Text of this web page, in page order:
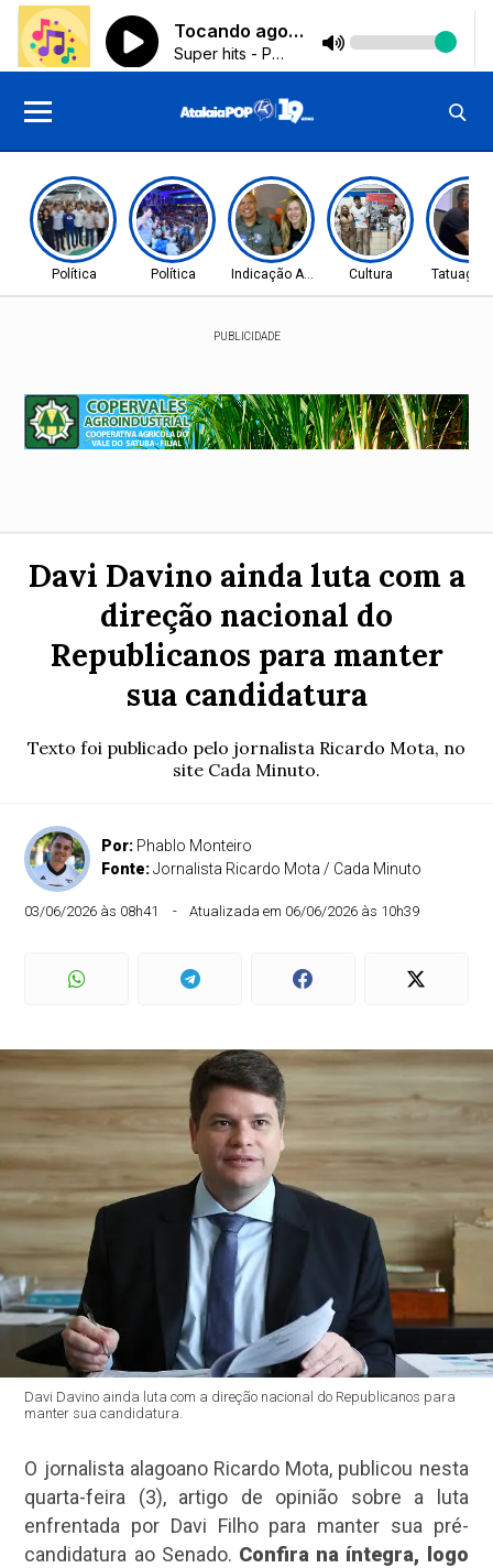
Política Política Indicação AprovadaCultura
PUBLICIDADE
Davi Davino ainda luta com a
direção nacional do
Republicanos para manter
sua candidatura
Texto foi publicado pelo jornalista Ricardo Mota, no
site Cada Minuto.
Por: Phablo Monteiro
Fonte:Jornalista Ricardo Mota / Cada Minuto
03/06/2026 às 08h41 Atualizada em 06/06/2026 às 10h39
Davi Davino ainda luta com a direção nacional do Republicanos para
manter sua candidatura.
O jornalista alagoano Ricardo Mota, publicou nesta
quarta-feira (3), artigo de opinião sobre a luta
enfrentada por Davi Filho para manter sua pré-
candidatura ao Senado. Confira na íntegra, logo